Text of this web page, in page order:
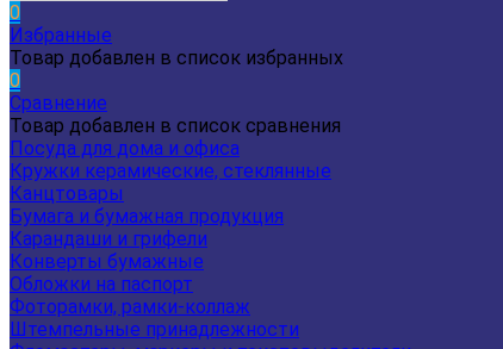
0
Избранные
Товар добавлен в список избранных
0
Сравнение
Товар добавлен в список сравнения
Посуда для дома и офиса
Кружки керамические, стеклянные
Канцтовары
Бумага и бумажная продукция
Карандаши и грифели
Конверты бумажные
Обложки на паспорт
Фоторамки, рамки-коллаж
Штемпельные принадлежности